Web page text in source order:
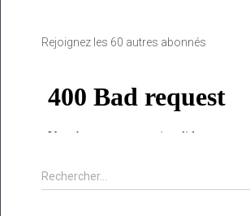
a
Rejoignez les 60 autres abonnés
R
e
Rechercher…